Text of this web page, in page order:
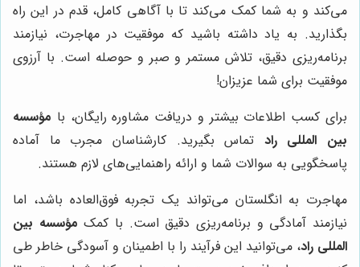
می‌کند و به شما کمک می‌کند تا با آگاهی کامل، قدم در این راه
بگذارید. به یاد داشته باشید که موفقیت در مهاجرت، نیازمند
برنامه‌ریزی دقیق، تلاش مستمر و صبر و حوصله است. با آرزوی
موفقیت برای شما عزیزان!
برای کسب اطلاعات بیشتر و دریافت مشاوره رایگان، با مؤسسه
بین المللی راد تماس بگیرید. کارشناسان مجرب ما آماده
پاسخگویی به سوالات شما و ارائه راهنمایی‌های لازم هستند.
مهاجرت به انگلستان می‌تواند یک تجربه فوق‌العاده باشد، اما
نیازمند آمادگی و برنامه‌ریزی دقیق است. با کمک مؤسسه بین
المللی راد، می‌توانید این فرآیند را با اطمینان و آسودگی خاطر طی